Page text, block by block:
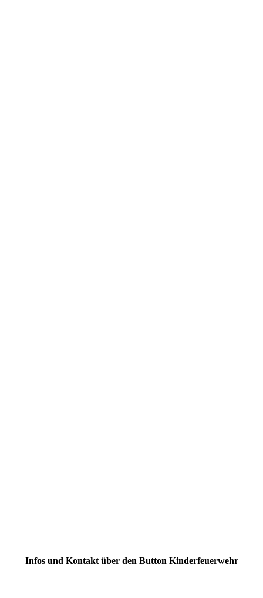
Infos und Kontakt über den Button Kinderfeuerwehr